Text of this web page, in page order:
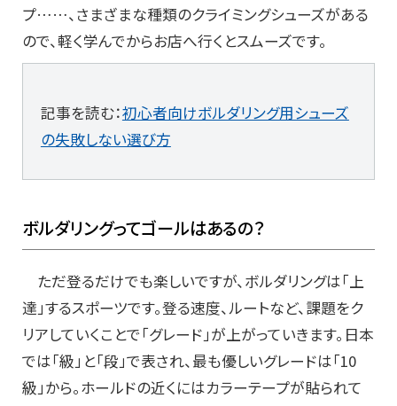
プ……、さまざまな種類のクライミングシューズがある
ので、軽く学んでからお店へ行くとスムーズです。
記事を読む：初心者向けボルダリング用シューズ
の失敗しない選び方
ボルダリングってゴールはあるの？
ただ登るだけでも楽しいですが、ボルダリングは「上
達」するスポーツです。登る速度、ルートなど、課題をク
リアしていくことで「グレード」が上がっていきます。日本
では「級」と「段」で表され、最も優しいグレードは「10
級」から。ホールドの近くにはカラーテープが貼られて